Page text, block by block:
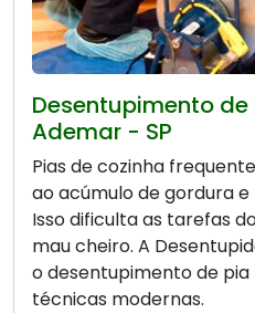
Desentupimento
Ademar - SP
Pias de cozinha
ao acúmulo de gordura
Isso dificulta as tarefas
mau cheiro. A
o desentupimento de
técnicas modernas.